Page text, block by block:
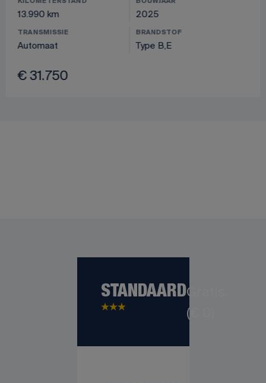
KILOMETERSTAND
13.990 km
BOUWJAAR
2025
TRANSMISSIE
Automaat
BRANDSTOF
Type B,E
€ 31.750
STANDAARDGratis
(€ 0)